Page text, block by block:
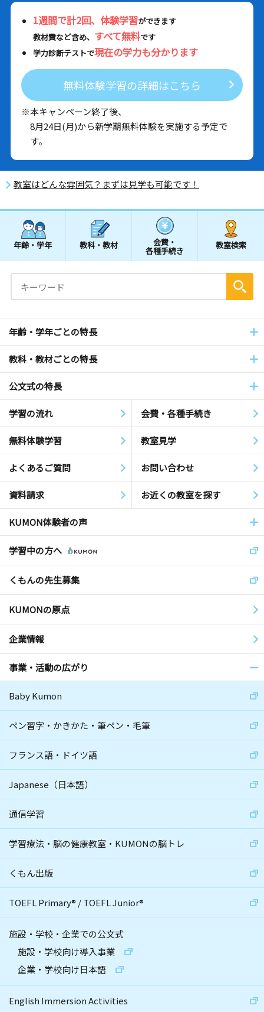
1週間で計2回、体験学習ができます
教材費など含め、 すべて無料です
学力診断テストで現在の学力も分かります
無料体験学習の詳細はこちら
※本キャンペーン終了後、
8月24日(月)から新学期無料体験を実施する予定で
す。
教室はどんな雰囲気？まずは見学も可能です！
年齢・学年 教科・教材 会費・
各種手続き
教室検索
年齢・学年ごとの特長
教科・教材ごとの特長
公文式の特長
学習の流れ 会費・各種手続き
無料体験学習 教室見学
よくあるご質問 お問い合わせ
資料請求 お近くの教室を探す
KUMON体験者の声
学習中の方へ
くもんの先生募集
KUMONの原点
企業情報
事業・活動の広がり
Baby Kumon
ペン習字・かきかた・筆ペン・毛筆
フランス語・ドイツ語
Japanese（日本語）
通信学習
学習療法・脳の健康教室・KUMONの脳トレ
くもん出版
TOEFL Primary® /TOEFL Junior®
施設・学校・企業での公文式
施設・学校向け導入事業
企業・学校向け日本語
English Immersion Activities